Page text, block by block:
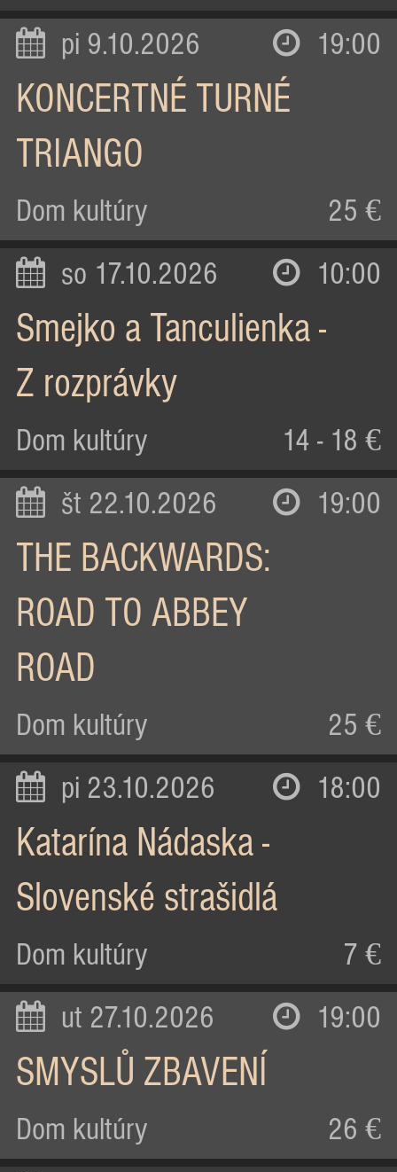
pi 9.10.2026 19:00
KONCERTNÉ TURNÉ
TRIANGO
Dom kultúry 25 €
so 17.10.2026 10:00
Smejko a Tanculienka -
Z rozprávky
Dom kultúry 14 - 18 €
št 22.10.2026 19:00
THE BACKWARDS:
ROAD TO ABBEY
ROAD
Dom kultúry 25 €
pi 23.10.2026 18:00
Katarína Nádaska -
Slovenské strašidlá
Dom kultúry 7 €
ut 27.10.2026 19:00
SMYSLŮ ZBAVENÍ
Dom kultúry 26 €